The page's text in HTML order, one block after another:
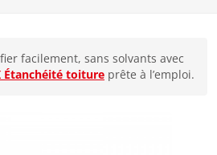
facilement, sans solvants avec
Étanchéité toiture prête à l’emploi.